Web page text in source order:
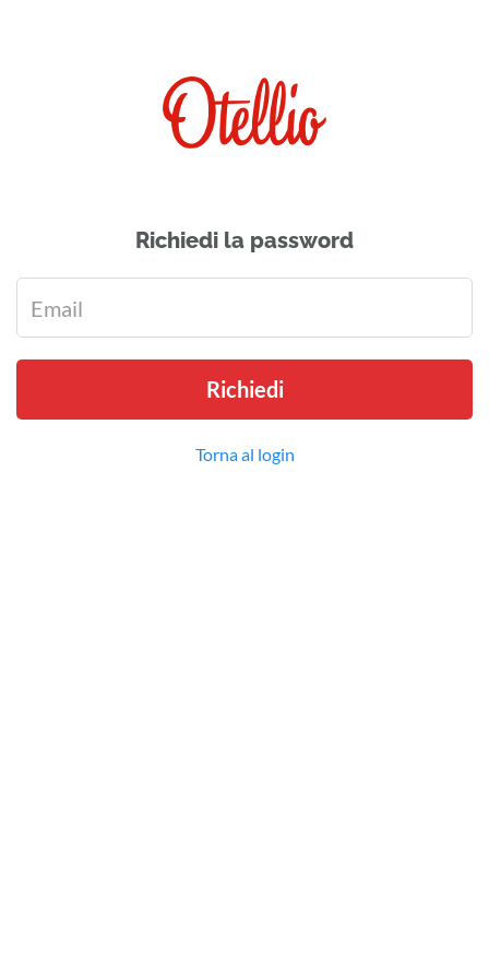
Richiedi la password
Richiedi
Torna al login